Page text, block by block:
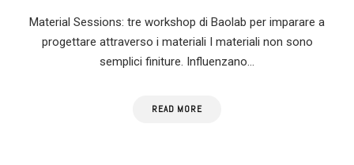
Material Sessions: tre workshop di Baolab per imparare a
progettare attraverso i materiali I materiali non sono
semplici finiture. Influenzano…
READ MORE